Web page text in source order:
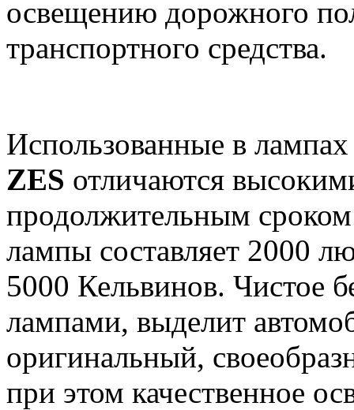
освещению дорожного
транспортного средства.
Использованные в
ZES отличаются
продолжительным
лампы составляет 2000
5000 Кельвинов. Чистое
лампами, выделит
оригинальный,
при этом качественное